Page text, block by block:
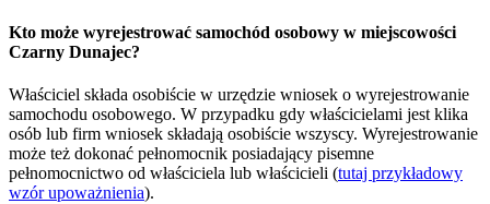
Kto może wyrejestrować samochód osobowy w miejscowości
Czarny Dunajec?
Właściciel składa osobiście w urzędzie wniosek o wyrejestrowanie
samochodu osobowego. W przypadku gdy właścicielami jest klika
osób lub firm wniosek składają osobiście wszyscy. Wyrejestrowanie
może też dokonać pełnomocnik posiadający pisemne
pełnomocnictwo od właściciela lub właścicieli (tutaj przykładowy
wzór upoważnienia).